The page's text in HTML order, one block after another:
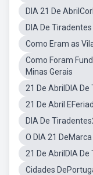
DIA 21 De
DIA De
Como Eram as
Como Foram
Minas Gerais
21 De AbrilDIA
21 De Abril
DIA De
O DIA 21
21 De AbrilDIA
Cidades